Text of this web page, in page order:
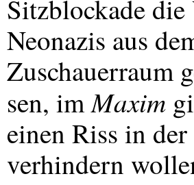
Sitzblockade
Neonazis aus
Zuschauerraum
sen, imMaxim
einen Riss in
verhindern